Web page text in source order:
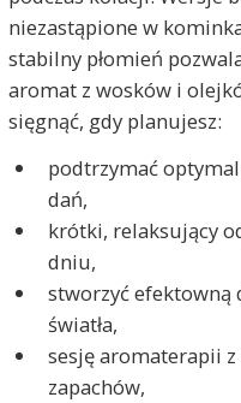
niezastąpione w
stabilny płomień
aromat z wosków i
sięgnąć, gdy planujesz:
podtrzymać
dań,
krótki, relaksujący
dniu,
stworzyć efektowną
światła,
sesję aromaterapii
zapachów,